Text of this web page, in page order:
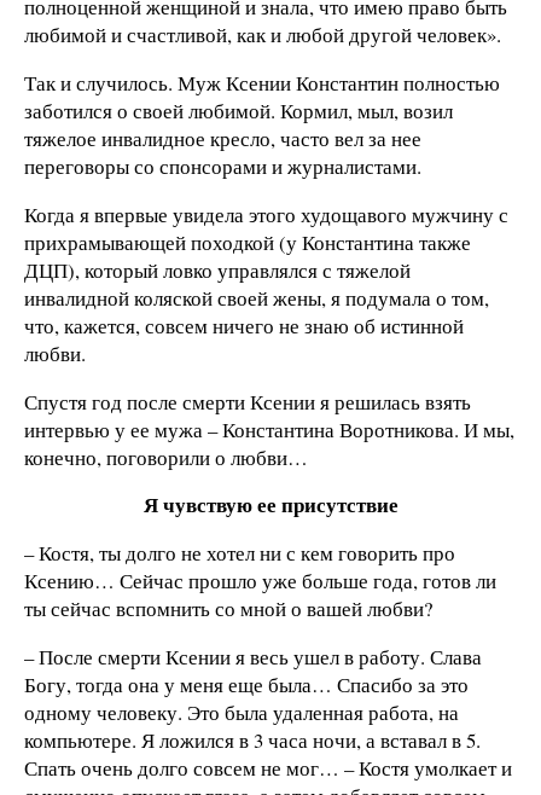
полноценной женщиной и знала, что имею право быть
любимой и счастливой, как и любой другой человек».
Так и случилось. Муж Ксении Константин полностью
заботился о своей любимой. Кормил, мыл, возил
тяжелое инвалидное кресло, часто вел за нее
переговоры со спонсорами и журналистами.
Когда я впервые увидела этого худощавого мужчину с
прихрамывающей походкой (у Константина также
ДЦП), который ловко управлялся с тяжелой
инвалидной коляской своей жены, я подумала о том,
что, кажется, совсем ничего не знаю об истинной
любви.
Спустя год после смерти Ксении я решилась взять
интервью у ее мужа – Константина Воротникова. И мы,
конечно, поговорили о любви…
Я чувствую ее присутствие
– Костя, ты долго не хотел ни с кем говорить про
Ксению… Сейчас прошло уже больше года, готов ли
ты сейчас вспомнить со мной о вашей любви?
– После смерти Ксении я весь ушел в работу. Слава
Богу, тогда она у меня еще была… Спасибо за это
одному человеку. Это была удаленная работа, на
компьютере. Я ложился в 3 часа ночи, а вставал в 5.
Спать очень долго совсем не мог… – Костя умолкает и